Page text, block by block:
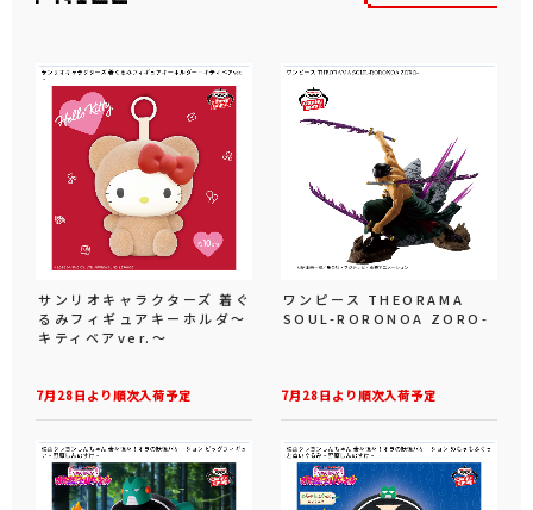
7月28日より順次入荷予定
サンリオキャラクターズ 着ぐ
るみフィギュアキーホルダ～
キティベアver.～
7月28日より順次入荷予定
ワンピース THEORAMA
SOUL-RORONOA ZORO-